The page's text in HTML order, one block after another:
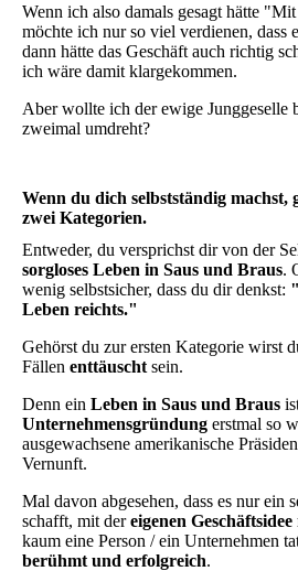
Wenn ich also damals gesagt hätte
möchte ich nur so viel verdienen, dass
dann hätte das Geschäft auch richtig
ich wäre damit klargekommen.
Aber wollte ich der ewige Junggeselle
zweimal umdreht?
Wenn du dich selbstständig machst,
zwei Kategorien.
Entweder, du versprichst dir von der
sorgloses Leben in Saus und Braus.
wenig selbstsicher, dass du dir denkst:
Leben reichts."
Gehörst du zur ersten Kategorie wirst
Fällen enttäuscht sein.
Denn ein Leben in Saus und Braus
Unternehmensgründung erstmal so
ausgewachsene amerikanische
Vernunft.
Mal davon abgesehen, dass es nur ein
schafft, mit dereigenen Geschäftsidee
kaum eine Person / ein Unternehmen
berühmt und erfolgreich.